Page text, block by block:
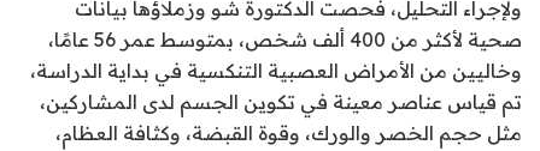
ولإجراء التحليل، فحصت الدكتورة شو وزملاؤها بيانات
صحية لأكثر من 400 ألف شخص، بمتوسط عمر 56 عامًا،
وخاليين من الأمراض العصبية التنكسية في بداية الدراسة،
تم قياس عناصر معينة في تكوين الجسم لدى المشاركين،
مثل حجم الخصر والورك، وقوة القبضة، وكثافة العظام،